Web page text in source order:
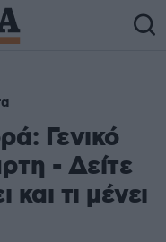
Γενικό
- Δείτε
και τι μένει